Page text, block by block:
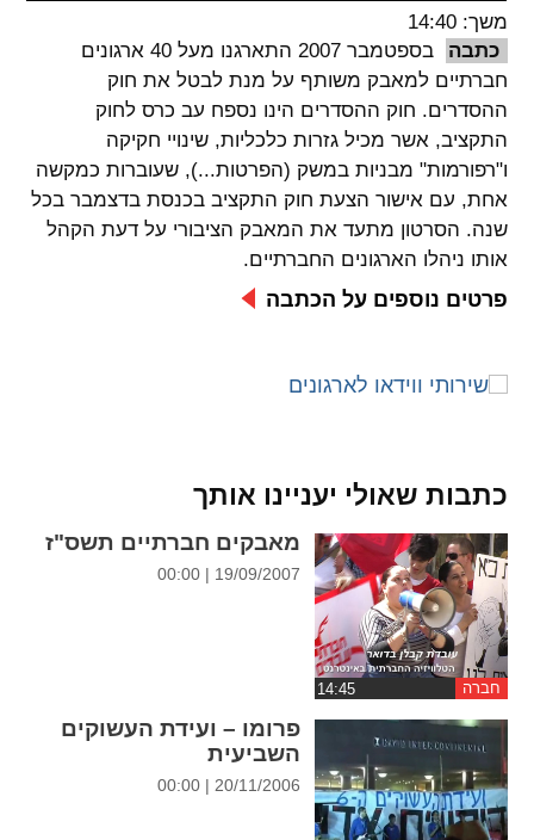
spellcheck
גופן קריא
ניגודיות צבעים
brightness_high
ניגודיות בהירה
brightness_low
ניגודיות כהה
format_underlined
איפוס
ההגדרות
השארת
משך: 14:40
כתבה
בספטמבר 2007 התארגנו מעל 40 ארגונים
חברתיים למאבק משותף על מנת לבטל את חוק
ההסדרים. חוק ההסדרים הינו נספח עב כרס לחוק
התקציב, אשר מכיל גזרות כלכליות, שינויי חקיקה
ו"רפורמות" מבניות במשק (הפרטות...), שעוברות כמקשה
אחת, עם אישור הצעת חוק התקציב בכנסת בדצמבר בכל
שנה. הסרטון מתעד את המאבק הציבורי על דעת הקהל
אותו ניהלו הארגונים החברתיים.
פרטים נוספים על הכתבה
כתבות שאולי יעניינו אותך
חברה
מאבקים חברתיים תשס"ז
19/09/2007 | 00:00
פרומו – ועידת העשוקים
השביעית
20/11/2006 | 00:00